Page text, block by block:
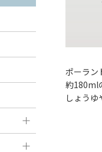
ポーラン
約180ml
しょうゆ